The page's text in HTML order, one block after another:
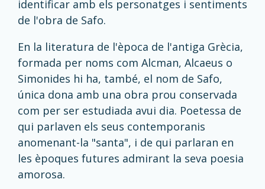
identificar amb els personatges i sentiments
de l'obra de Safo.
En la literatura de l'època de l'antiga Grècia,
formada per noms com Alcman, Alcaeus o
Simonides hi ha, també, el nom de Safo,
única dona amb una obra prou conservada
com per ser estudiada avui dia. Poetessa de
qui parlaven els seus contemporanis
anomenant-la "santa", i de qui parlaran en
les èpoques futures admirant la seva poesia
amorosa.